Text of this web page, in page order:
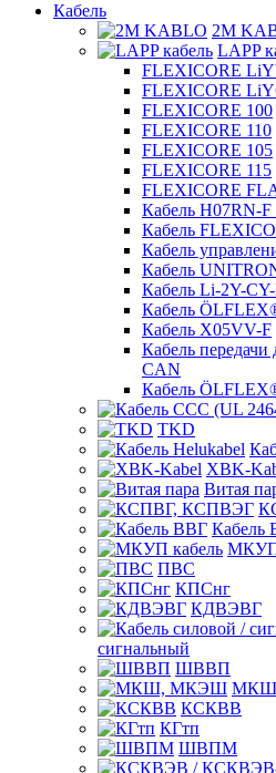
Кабель
2M
LAPP
FLEXICORE
FLEXICORE
FLEXICORE 100
FLEXICORE 110
FLEXICORE 105
FLEXICORE 115
FLEXICORE
Кабель H07RN-
Кабель
Кабель
Кабель
Кабель Li-2Y-
Кабель
Кабель X05VV-F
Кабель
CAN
Кабель
TKD
XBK-
Витая
Кабель
МКУП
ПВС
КПСнг
КДВЭВГ
сигнальный
ШВВП
КСКВВ
КГтп
ШВПМ